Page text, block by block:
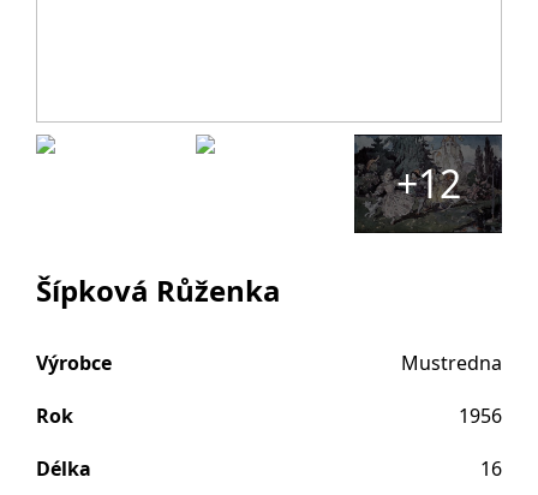
+12
Šípková Růženka
Výrobce
Mustredna
Rok
1956
Délka
16